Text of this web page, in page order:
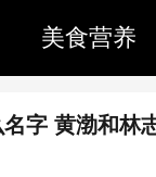
美食营养
字 黄渤和林